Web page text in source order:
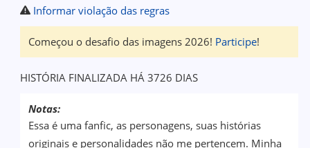
Informar violação das regras
Começou o desafio das imagens 2026! Participe!
HISTÓRIA FINALIZADA HÁ 3726 DIAS
Notas:
Essa é uma fanfic, as personagens, suas histórias
originais e personalidades não me pertencem. Minha